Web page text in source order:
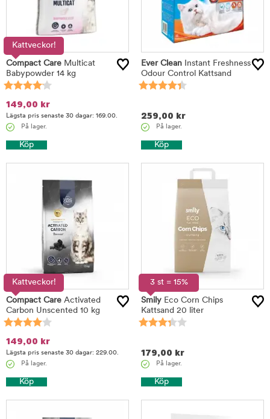
Kattveckor!
Compact Care Multicat
Babypowder 14 kg
149,00 kr
Lägsta pris senaste 30 dagar: 169.00.
På lager.
Köp
Ever Clean Instant Freshness
Odour Control Kattsand
259,00 kr
På lager.
Köp
Kattveckor!
Compact Care Activated
Carbon Unscented 10 kg
149,00 kr
Lägsta pris senaste 30 dagar: 229.00.
På lager.
Köp
3 st = 15%
Smily Eco Corn Chips
Kattsand 20 liter
179,00 kr
På lager.
Köp